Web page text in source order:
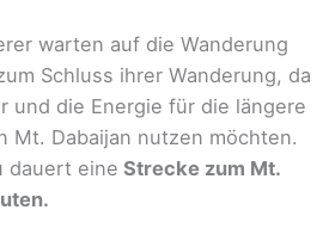
warten auf die Wanderung
Schluss ihrer Wanderung, da
und die Energie für die längere
Mt. Dabaijan nutzen möchten.
dauert eine Strecke zum Mt.